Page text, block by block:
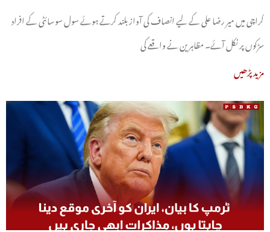
کراچی میں میر رضا علی کے لیے انصاف کی آواز بلند کرتے ہوئے سول سوسائٹی کے افراد
سڑکوں پر نکل آئے۔ مظاہرین نے واقعے کی
مزید پڑھیں